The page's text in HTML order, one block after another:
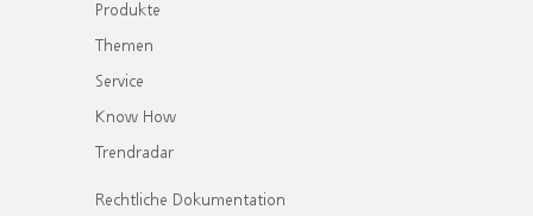
Produkte
Themen
Service
Know How
Trendradar
Rechtliche Dokumentation